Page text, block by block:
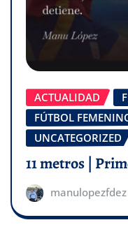
ACTUALIDAD
FÚTBOL
UNCATEGORIZED
11 metros |
manulopezfdez